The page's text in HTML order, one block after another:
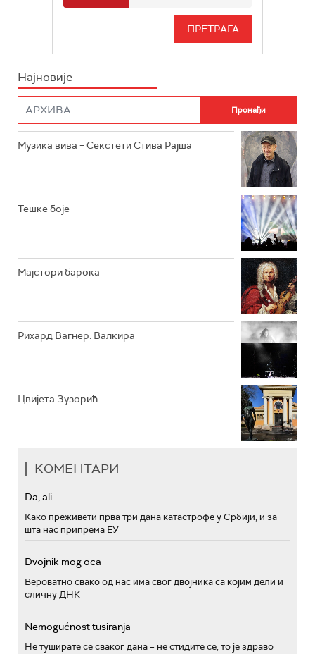
РАДИО БЕОГРАД 3
РАДИО РОКЕНРОЛЕР
РАДИО ЏЕЗЕР
ИНФО
Најновије
Музика вива – Секстети Стива Рајша
Тешке боје
Мајстори барока
Рихард Вагнер: Валкира
Цвијета Зузорић
КОМЕНТАРИ
Da, ali...
Како преживети прва три дана катастрофе у Србији, и за
шта нас припрема ЕУ
Dvojnik mog oca
Вероватно свако од нас има свог двојника са којим дели и
сличну ДНК
Nemogućnost tusiranja
Не туширате се сваког дана – не стидите се, то је здраво